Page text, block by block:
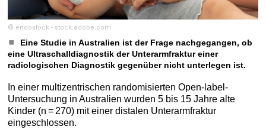
© endostock - stock.adobe.com
Eine Studie in Australien ist der Frage nachgegangen, ob
eine Ultraschalldiagnostik der Unterarmfraktur einer
radiologischen Diagnostik gegenüber nicht unterlegen ist.
In einer multizentrischen randomisierten Open-label-
Untersuchung in Australien wurden 5 bis 15 Jahre alte
Kinder (n = 270) mit einer distalen Unterarmfraktur
eingeschlossen.